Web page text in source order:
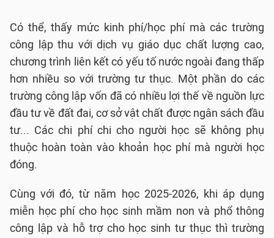
Có thể, thấy mức kinh phí/học phí mà các trường
công lập thu với dịch vụ giáo dục chất lượng cao,
chương trình liên kết có yếu tố nước ngoài đang thấp
hơn nhiều so với trường tư thục. Một phần do các
trường công lập vốn đã có nhiều lợi thế về nguồn lực
đầu tư về đất đai, cơ sở vật chất được ngân sách đầu
tư... Các chi phí chi cho người học sẽ không phụ
thuộc hoàn toàn vào khoản học phí mà người học
đóng.
Cùng với đó, từ năm học 2025-2026, khi áp dụng
miễn học phí cho học sinh mầm non và phổ thông
công lập và hỗ trợ cho học sinh tư thục thì trường